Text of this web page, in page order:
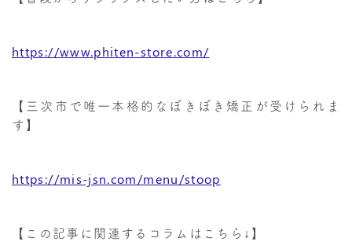
https://www.phiten-store.com/
【三次市で唯一本格的なぼきぼき矯正が受けられま
す】
https://mis-jsn.com/menu/stoop
【この記事に関連するコラムはこちら↓】